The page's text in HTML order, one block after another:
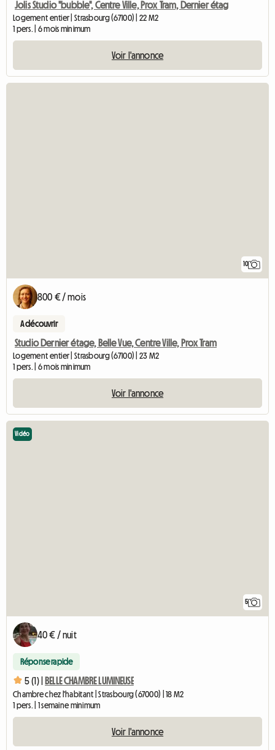
Jolis Studio "bubble", Centre Ville, Prox Tram, Dernier étag
Logement entier | Strasbourg (67100) | 22 M2
1 pers. | 6 mois minimum
Voir l'annonce
10
800 € / mois
A découvrir
Studio Dernier étage, Belle Vue, Centre Ville, Prox Tram
Logement entier | Strasbourg (67100) | 23 M2
1 pers. | 6 mois minimum
Voir l'annonce
5
Vidéo
40 € / nuit
Réponse rapide
5 (1) | BELLE CHAMBRE LUMINEUSE
Chambre chez l'habitant | Strasbourg (67000) | 18 M2
1 pers. | 1 semaine minimum
Voir l'annonce